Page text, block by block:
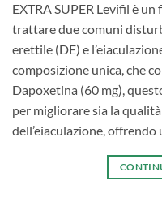
EXTRA SUPER Levifil è
trattare due comuni
erettile (DE)​ e
composizione unica, che
Dapoxetina (60 mg),
per migliorare sia la
dell’eiaculazione, offrendo